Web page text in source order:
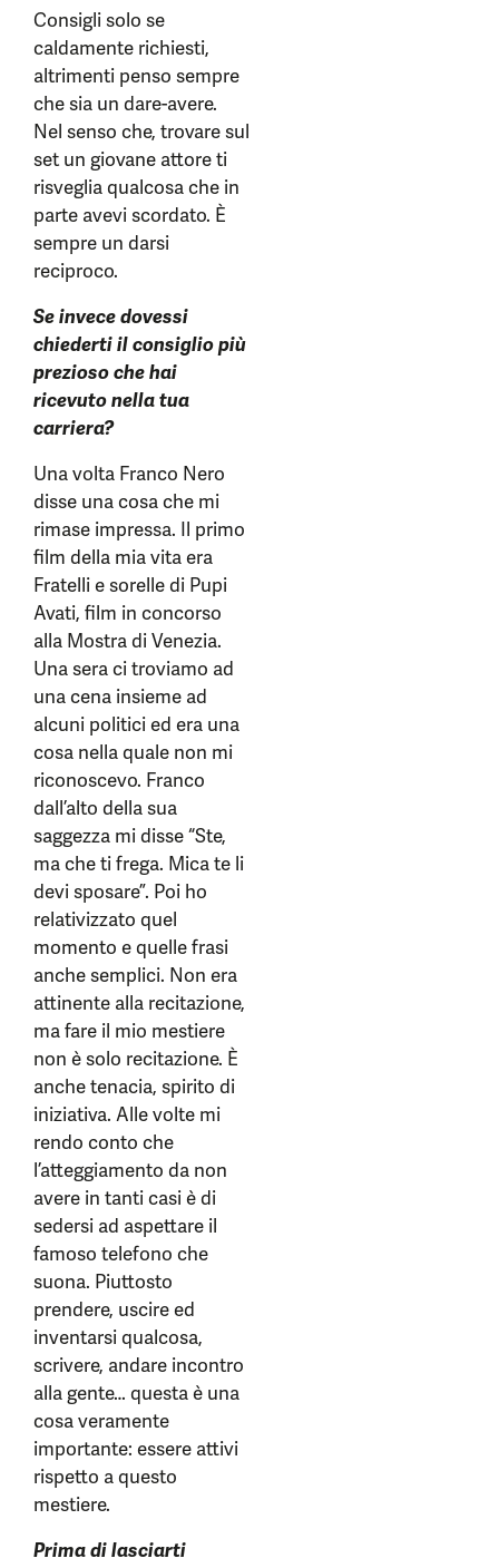
Consigli solo se
caldamente richiesti,
altrimenti penso sempre
che sia un dare-avere.
Nel senso che, trovare sul
set un giovane attore ti
risveglia qualcosa che in
parte avevi scordato. È
sempre un darsi
reciproco.
Se invece dovessi
chiederti il consiglio più
prezioso che hai
ricevuto nella tua
carriera?
Una volta Franco Nero
disse una cosa che mi
rimase impressa. Il primo
film della mia vita era
Fratelli e sorelle di Pupi
Avati, film in concorso
alla Mostra di Venezia.
Una sera ci troviamo ad
una cena insieme ad
alcuni politici ed era una
cosa nella quale non mi
riconoscevo. Franco
dall’alto della sua
saggezza mi disse “Ste,
ma che ti frega. Mica te li
devi sposare”. Poi ho
relativizzato quel
momento e quelle frasi
anche semplici. Non era
attinente alla recitazione,
ma fare il mio mestiere
non è solo recitazione. È
anche tenacia, spirito di
iniziativa. Alle volte mi
rendo conto che
l’atteggiamento da non
avere in tanti casi è di
sedersi ad aspettare il
famoso telefono che
suona. Piuttosto
prendere, uscire ed
inventarsi qualcosa,
scrivere, andare incontro
alla gente… questa è una
cosa veramente
importante: essere attivi
rispetto a questo
mestiere.
Prima di lasciarti